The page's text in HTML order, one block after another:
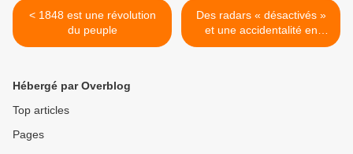
< 1848 est une révolution
du peuple
Des radars « désactivés »
et une accidentalité en
baisse : les radars ne
Hébergé par Overblog
Top articles
Pages